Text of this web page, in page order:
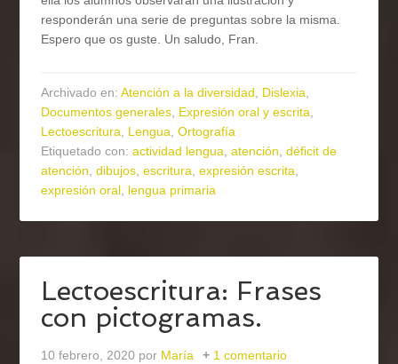
responderán una serie de preguntas sobre la misma.
Espero que os guste. Un saludo, Fran.
Archivado en:Atención a la diversidad, Dislexia,
Documentos generales, Expresión oral y escrita,
Lectoescritura, Lengua,Ortografía
Etiquetado con:actividad lengua,atención,déficit de
atención,dibujos,escritura,expresión escrita,
expresión oral, lengua primaria
Lectoescritura: Frases
con pictogramas.
10 febrero, 2020 por María 1 comentario